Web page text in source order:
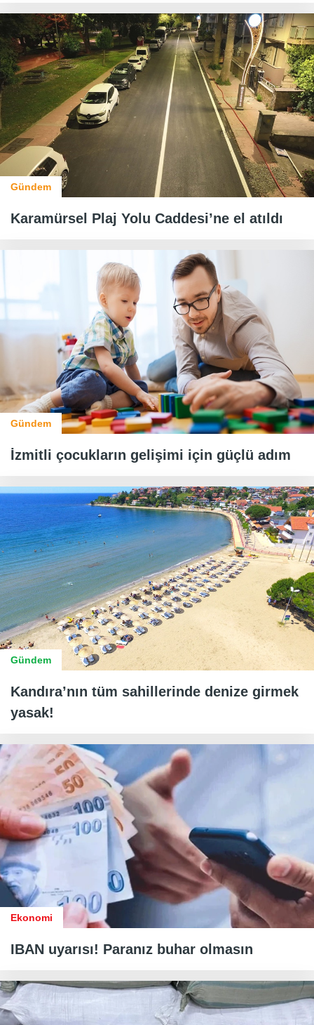
Gündem
Karamürsel Plaj Yolu Caddesi’ne el atıldı
Gündem
İzmitli çocukların gelişimi için güçlü adım
Gündem
Kandıra’nın tüm sahillerinde denize girmek
yasak!
Ekonomi
IBAN uyarısı! Paranız buhar olmasın